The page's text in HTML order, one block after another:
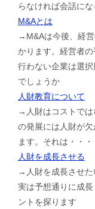
らなければ会話に
M&Aとは
→M&Aは今後、経
かります。経営者
行わない企業は選
でしょうか
人財教育について
→人財はコストでは
の発展には人財が
ます。それは・・・
人財を成長させる
→人財を成長させた
実は予想通りに成
ントを探ります